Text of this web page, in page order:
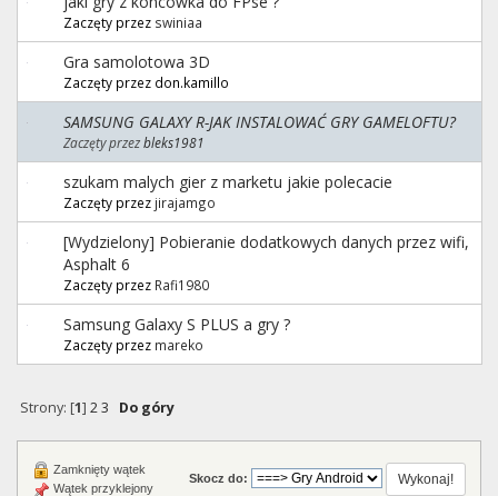
Zaczęty przez swiniaa
Gra samolotowa 3D
Zaczęty przez don.kamillo
SAMSUNG GALAXY R-JAK INSTALOWAĆ GRY GAMELOFTU?
Zaczęty przezbleks1981
szukam malych gier z marketu jakie polecacie
Zaczęty przez jirajamgo
[Wydzielony] Pobieranie dodatkowych danych przez wifi,
Asphalt 6
Zaczęty przez Rafi1980
Samsung Galaxy S PLUS a gry ?
Zaczęty przez mareko
Strony: [1] 2 3 Do góry
Skocz do:
Zamknięty wątek
Wątek przyklejony